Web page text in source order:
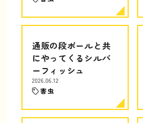
通販の段ボールと共
にやってくるシルバ
ーフィッシュ
2026.06.12
害虫